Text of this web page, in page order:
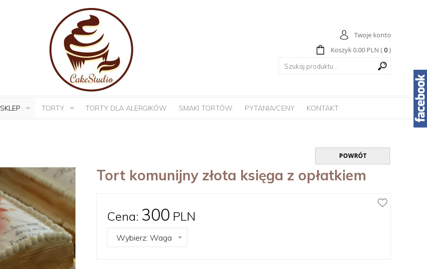
Twoje konto
Koszyk0.00 PLN (0)
SKLEP TORTY TORTY DLA ALERGIKÓW SMAKI TORTÓW PYTANIA/CENY KONTAKT
POWRÓT
Tort komunijny złota księga z opłatkiem
Cena: 300 PLN
Wybierz: Waga